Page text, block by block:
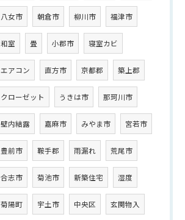
八女市 朝倉市 柳川市 福津市
和室 畳 小郡市 寝室カビ
エアコン 直方市 京都郡 築上郡
クローゼット うきは市 那珂川市
壁内結露 嘉麻市 みやま市 宮若市
豊前市 鞍手郡 雨漏れ 荒尾市
合志市 菊池市 新築住宅 湿度
菊陽町 宇土市 中央区 玄関物入